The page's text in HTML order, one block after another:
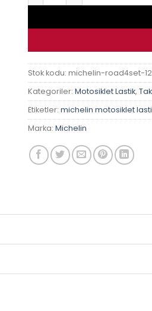
Stok kodu: michelin-road4set-
Kategoriler: Motosiklet Lastik,
Etiketler: michelin motosiklet
Marka: Michelin